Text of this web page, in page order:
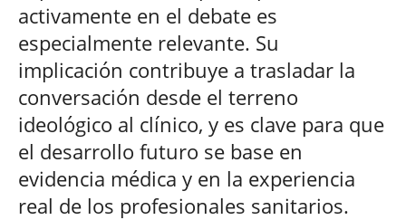
activamente en el debate es
especialmente relevante. Su
implicación contribuye a trasladar la
conversación desde el terreno
ideológico al clínico, y es clave para que
el desarrollo futuro se base en
evidencia médica y en la experiencia
real de los profesionales sanitarios.